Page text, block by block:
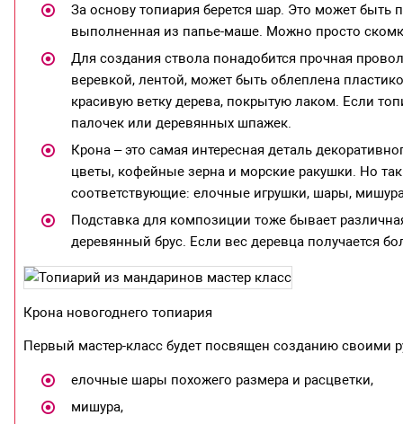
За основу топиария берется шар. Это может быть
выполненная из папье-маше. Можно просто
Для создания ствола понадобится прочная
веревкой, лентой, может быть облеплена
красивую ветку дерева, покрытую лаком. Если
палочек или деревянных шпажек.
Крона – это самая интересная деталь
цветы, кофейные зерна и морские ракушки. Но
соответствующие: елочные игрушки, шары,
Подставка для композиции тоже бывает
деревянный брус. Если вес деревца получается
Крона новогоднего топиария
Первый мастер-класс будет посвящен созданию своими
елочные шары похожего размера и расцветки,
мишура,